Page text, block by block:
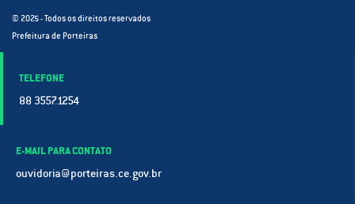
© 2025 - Todos os direitos reservados
Prefeitura de Porteiras
TELEFONE
88 3557.1254
E-MAIL PARA CONTATO
ouvidoria@porteiras.ce.gov.br